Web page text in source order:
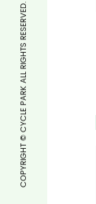
COPYRIGHT © CYCLE PARK ALL RIGHTS RESERVED.